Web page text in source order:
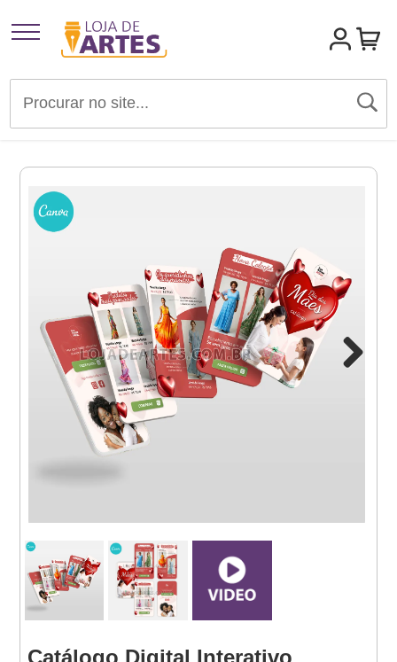
Artigos para Festas
Convites
Materiais de Divulgação
Templates Editáveis Canva
Websites